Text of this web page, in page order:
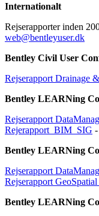
Internationalt
Rejserapporter inden
web@bentleyuser.dk
Bentley Civil User
Rejserapport Drainage
Bentley LEARNing
Rejserapport
Rejerapport_BIM_SIG
Bentley LEARNing
Rejserapport
Rejserapport
Bentley LEARNing